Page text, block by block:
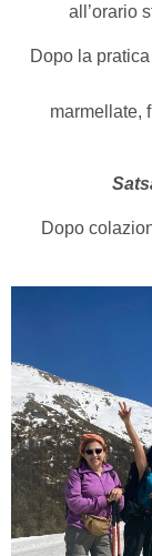
all’orario
Dopo la pratica
marmellate,
Dopo